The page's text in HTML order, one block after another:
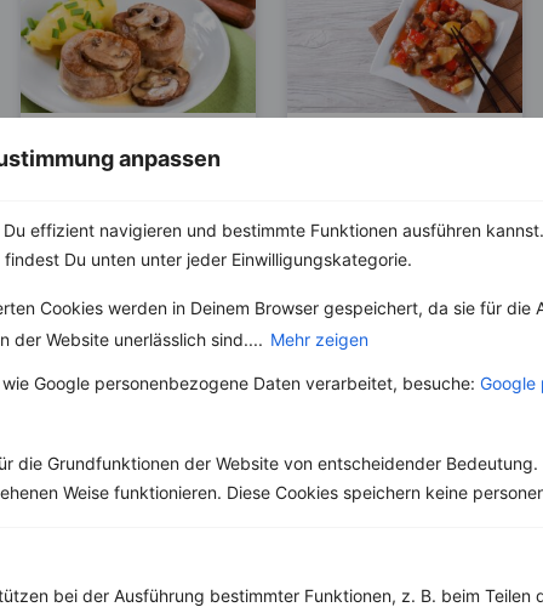
anpassen
effizient navigieren und bestimmte Funktionen ausführen
Du unten unter jeder Einwilligungskategorie.
Cookies werden in Deinem Browser gespeichert, da sie für die
der Website unerlässlich sind.... Mehr zeigen
Google personenbezogene Daten verarbeitet, besuche: Google
die Grundfunktionen der Website von entscheidender Bedeutung.
Weise funktionieren. Diese Cookies speichern keine
bei der Ausführung bestimmter Funktionen, z. B. beim Teilen
ns mit
Pilz-Sahne-Sauce
Kalorien:354 kcal
Eiweiß: 31 g
Kohlehydrate:19 g
und Tomate
Kalorien:299 kcal
Eiweiß:28 g
Kohlehydrate: